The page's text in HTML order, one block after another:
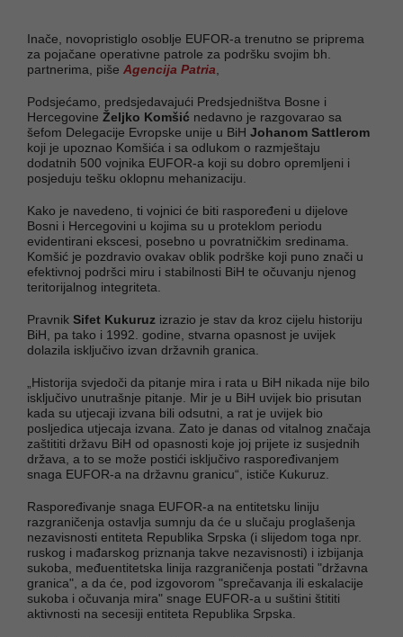
Inače, novopristiglo osoblje EUFOR-a trenutno se priprema
za pojačane operativne patrole za podršku svojim bh.
partnerima, piše Agencija Patria
Podsjećamo, predsjedavajući Predsjedništva Bosne i
Hercegovine Željko Komšić nedavno je razgovarao sa
šefom Delegacije Evropske unije u BiH Johanom Sattlerom
koji je upoznao Komšića i sa odlukom o razmještaju
dodatnih 500 vojnika EUFOR-a koji su dobro opremljeni i
posjeduju tešku oklopnu mehanizaciju.
Kako je navedeno, ti vojnici će biti raspoređeni u dijelove
Bosni i Hercegovini u kojima su u proteklom periodu
evidentirani ekscesi, posebno u povratničkim sredinama.
Komšić je pozdravio ovakav oblik podrške koji puno znači u
efektivnoj podršci miru i stabilnosti BiH te očuvanju njenog
teritorijalnog integriteta.
Pravnik Sifet Kukuruz izrazio je stav da kroz cijelu historiju
BiH, pa tako i 1992. godine, stvarna opasnost je uvijek
dolazila isključivo izvan državnih granica.
„Historija svjedoči da pitanje mira i rata u BiH nikada nije bilo
isključivo unutrašnje pitanje. Mir je u BiH uvijek bio prisutan
kada su utjecaji izvana bili odsutni, a rat je uvijek bio
posljedica utjecaja izvana. Zato je danas od vitalnog značaja
zaštititi državu BiH od opasnosti koje joj prijete iz susjednih
država, a to se može postići isključivo raspoređivanjem
snaga EUFOR-a na državnu granicu“, ističe Kukuruz.
Raspoređivanje snaga EUFOR-a na entitetsku liniju
razgraničenja ostavlja sumnju da će u slučaju proglašenja
nezavisnosti entiteta Republika Srpska (i slijedom toga npr.
ruskog i mađarskog priznanja takve nezavisnosti) i izbijanja
sukoba, međuentitetska linija razgraničenja postati "državna
granica", a da će, pod izgovorom "sprečavanja ili eskalacije
sukoba i očuvanja mira" snage EUFOR-a u suštini štititi
aktivnosti na secesiji entiteta Republika Srpska.